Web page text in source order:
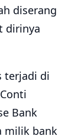
diserang
dirinya
terjadi di
Bank
milik bank